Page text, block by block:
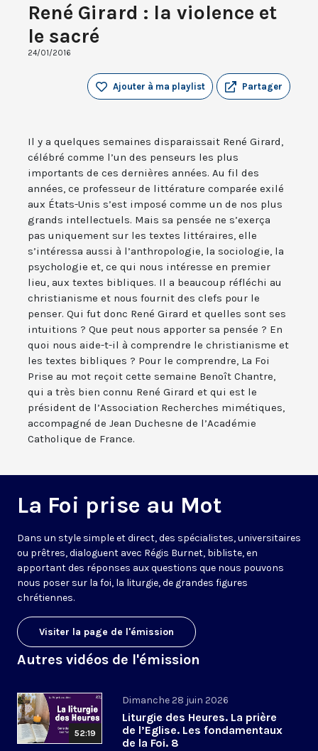
René Girard : la violence et
le sacré
24/01/2016
Partager
Ajouter à ma playlist
Il y a quelques semaines disparaissait René Girard,
célébré comme l’un des penseurs les plus
importants de ces dernières années. Au fil des
années, ce professeur de littérature comparée exilé
aux États-Unis s’est imposé comme un de nos plus
grands intellectuels. Mais sa pensée ne s’exerça
pas uniquement sur les textes littéraires, elle
s’intéressa aussi à l’anthropologie, la sociologie, la
psychologie et, ce qui nous intéresse en premier
lieu, aux textes bibliques. Il a beaucoup réfléchi au
christianisme et nous fournit des clefs pour le
penser. Qui fut donc René Girard et quelles sont ses
intuitions ? Que peut nous apporter sa pensée ? En
quoi nous aide-t-il à comprendre le christianisme et
les textes bibliques ? Pour le comprendre, La Foi
Prise au mot reçoit cette semaine Benoît Chantre,
qui a très bien connu René Girard et qui est le
président de l’Association Recherches mimétiques,
accompagné de Jean Duchesne de l’Académie
Catholique de France.
La Foi prise au Mot
Dans un style simple et direct, des spécialistes, universitaires
ou prêtres, dialoguent avec Régis Burnet, bibliste, en
apportant des réponses aux questions que nous pouvons
nous poser sur la foi, la liturgie, de grandes figures
chrétiennes.
Visiter la page de l'émission
Autres vidéos de l'émission
52:19
Dimanche 28 juin 2026
Liturgie des Heures. La prière
de l’Eglise. Les fondamentaux
de la Foi. 8